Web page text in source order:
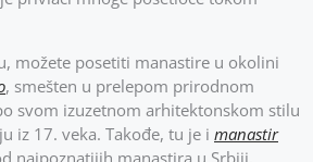
možete posetiti manastire u okolini
, smešten u prelepom prirodnom
svom izuzetnom arhitektonskom stilu
iz 17. veka. Takođe, tu je i manastir